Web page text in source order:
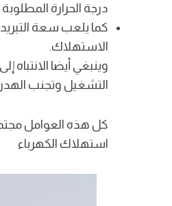
درجة الحرارة
كما يلعب سعة
الاستهلاك.
وينبغي أيضا
التشغيل وتجنب الهدر
كل هذه العوامل
استهلاك الكهرباء